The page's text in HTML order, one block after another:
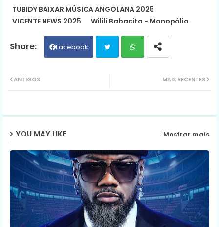
TUBIDY BAIXAR MÚSICA ANGOLANA 2025
VICENTE NEWS 2025
Wilili Babacita - Monopólio
Facebook
ap
MAIS RECENTES
ANTIGOS
YOU MAY LIKE Mostrar mais